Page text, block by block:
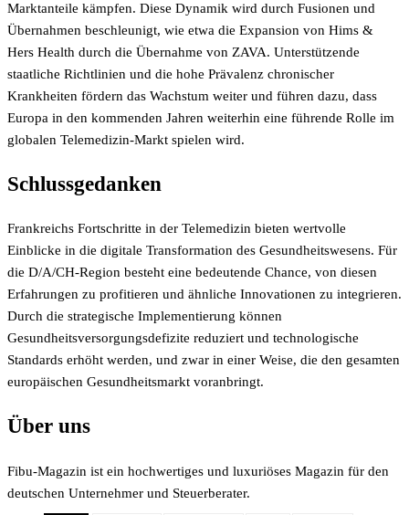
Marktanteile kämpfen. Diese Dynamik wird durch Fusionen und
Übernahmen beschleunigt, wie etwa die Expansion von Hims &
Hers Health durch die Übernahme von ZAVA. Unterstützende
staatliche Richtlinien und die hohe Prävalenz chronischer
Krankheiten fördern das Wachstum weiter und führen dazu, dass
Europa in den kommenden Jahren weiterhin eine führende Rolle im
globalen Telemedizin-Markt spielen wird.
Schlussgedanken
Frankreichs Fortschritte in der Telemedizin bieten wertvolle
Einblicke in die digitale Transformation des Gesundheitswesens. Für
die D/A/CH-Region besteht eine bedeutende Chance, von diesen
Erfahrungen zu profitieren und ähnliche Innovationen zu integrieren.
Durch die strategische Implementierung können
Gesundheitsversorgungsdefizite reduziert und technologische
Standards erhöht werden, und zwar in einer Weise, die den gesamten
europäischen Gesundheitsmarkt voranbringt.
Über uns
Fibu-Magazin ist ein hochwertiges und luxuriöses Magazin für den
deutschen Unternehmer und Steuerberater.